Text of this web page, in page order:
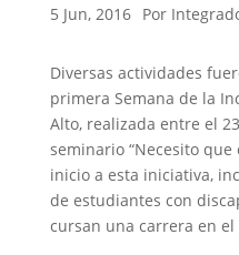
5 Jun, 2016 Por
Diversas actividades
primera Semana de la
Alto, realizada entre el
seminario “Necesito
inicio a esta iniciativa,
de estudiantes con
cursan una carrera en